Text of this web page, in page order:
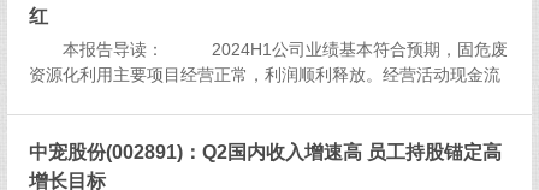
红
本报告导读： 2024H1公司业绩基本符合预期，固危废
资源化利用主要项目经营正常，利润顺利释放。经营活动现金流
中宠股份(002891)：Q2国内收入增速高 员工持股锚定高
增长目标